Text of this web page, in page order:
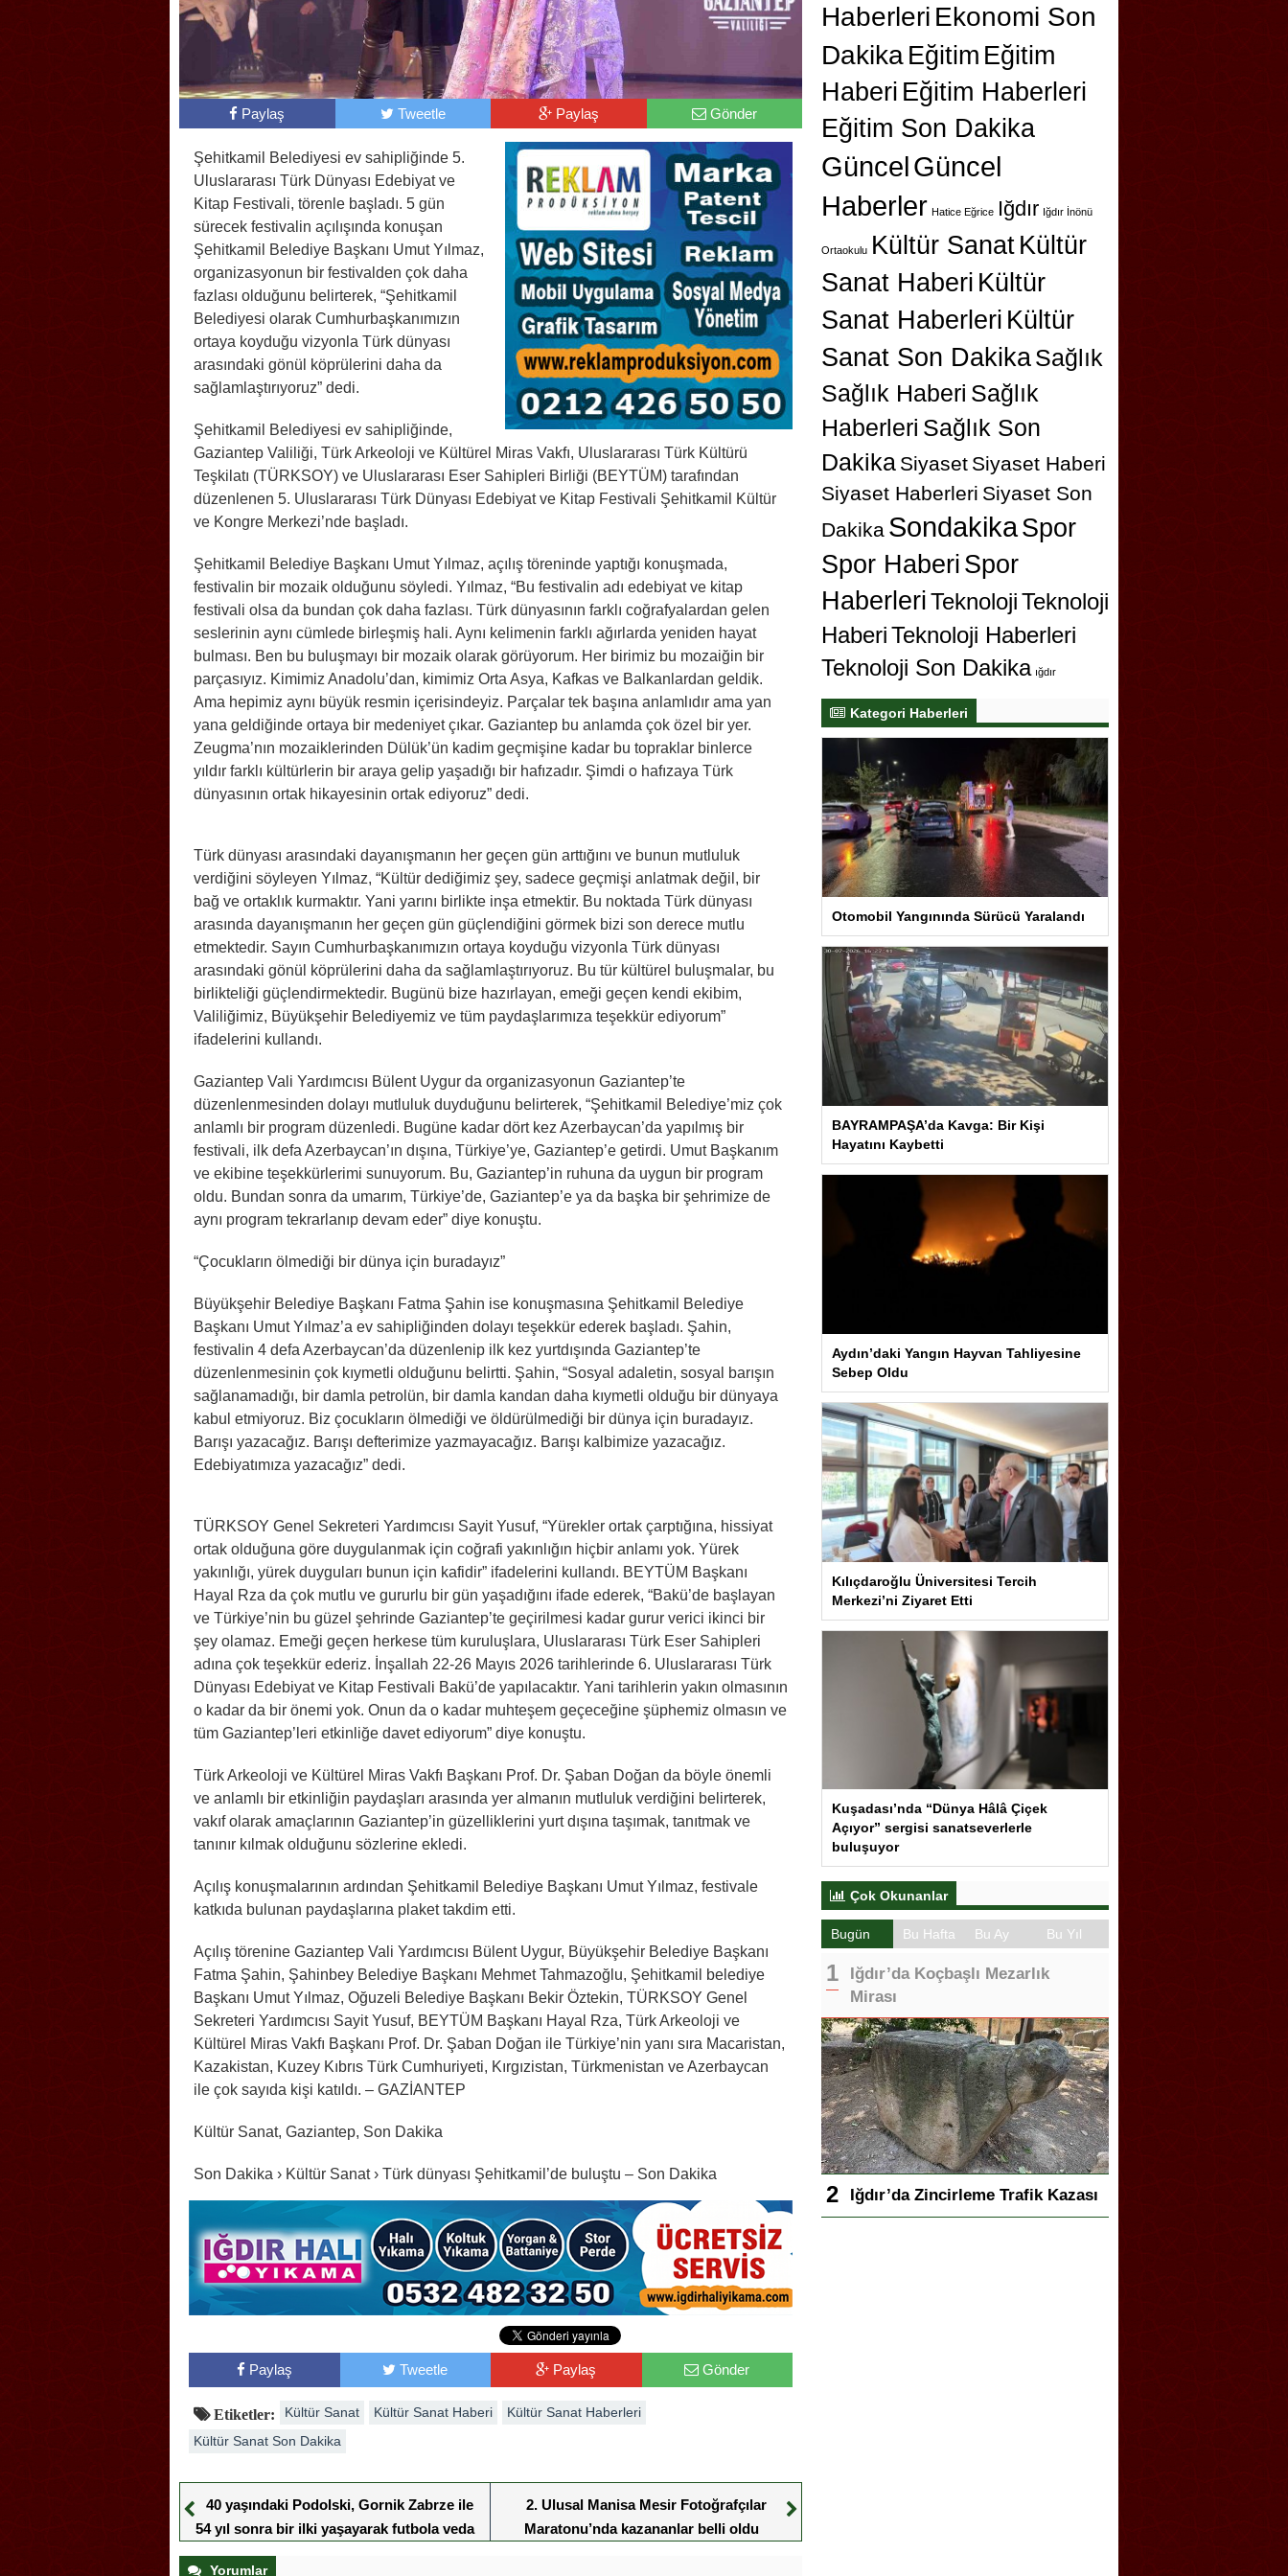
Paylaş Tweetle Paylaş Gönder
Şehitkamil Belediyesi ev sahipliğinde 5.
Uluslararası Türk Dünyası Edebiyat ve
Kitap Festivali, törenle başladı. 5 gün
sürecek festivalin açılışında konuşan
Şehitkamil Belediye Başkanı Umut Yılmaz,
organizasyonun bir festivalden çok daha
fazlası olduğunu belirterek, “Şehitkamil
Belediyesi olarak Cumhurbaşkanımızın
ortaya koyduğu vizyonla Türk dünyası
arasındaki gönül köprülerini daha da
sağlamlaştırıyoruz” dedi.
Şehitkamil Belediyesi ev sahipliğinde,
Gaziantep Valiliği, Türk Arkeoloji ve Kültürel Miras Vakfı, Uluslararası Türk Kültürü
Teşkilatı (TÜRKSOY) ve Uluslararası Eser Sahipleri Birliği (BEYTÜM) tarafından
düzenlenen 5. Uluslararası Türk Dünyası Edebiyat ve Kitap Festivali Şehitkamil Kültür
ve Kongre Merkezi’nde başladı.
Şehitkamil Belediye Başkanı Umut Yılmaz, açılış töreninde yaptığı konuşmada,
festivalin bir mozaik olduğunu söyledi. Yılmaz, “Bu festivalin adı edebiyat ve kitap
festivali olsa da bundan çok daha fazlası. Türk dünyasının farklı coğrafyalardan gelen
seslerinin aynı cümlede birleşmiş hali. Aynı kelimenin farklı ağırlarda yeniden hayat
bulması. Ben bu buluşmayı bir mozaik olarak görüyorum. Her birimiz bu mozaiğin bir
parçasıyız. Kimimiz Anadolu’dan, kimimiz Orta Asya, Kafkas ve Balkanlardan geldik.
Ama hepimiz aynı büyük resmin içerisindeyiz. Parçalar tek başına anlamlıdır ama yan
yana geldiğinde ortaya bir medeniyet çıkar. Gaziantep bu anlamda çok özel bir yer.
Zeugma’nın mozaiklerinden Dülük’ün kadim geçmişine kadar bu topraklar binlerce
yıldır farklı kültürlerin bir araya gelip yaşadığı bir hafızadır. Şimdi o hafızaya Türk
dünyasının ortak hikayesinin ortak ediyoruz” dedi.
Türk dünyası arasındaki dayanışmanın her geçen gün arttığını ve bunun mutluluk
verdiğini söyleyen Yılmaz, “Kültür dediğimiz şey, sadece geçmişi anlatmak değil, bir
bağ ve ortaklık kurmaktır. Yani yarını birlikte inşa etmektir. Bu noktada Türk dünyası
arasında dayanışmanın her geçen gün güçlendiğini görmek bizi son derece mutlu
etmektedir. Sayın Cumhurbaşkanımızın ortaya koyduğu vizyonla Türk dünyası
arasındaki gönül köprülerini daha da sağlamlaştırıyoruz. Bu tür kültürel buluşmalar, bu
birlikteliği güçlendirmektedir. Bugünü bize hazırlayan, emeği geçen kendi ekibim,
Valiliğimiz, Büyükşehir Belediyemiz ve tüm paydaşlarımıza teşekkür ediyorum”
ifadelerini kullandı.
Gaziantep Vali Yardımcısı Bülent Uygur da organizasyonun Gaziantep’te
düzenlenmesinden dolayı mutluluk duyduğunu belirterek, “Şehitkamil Belediye’miz çok
anlamlı bir program düzenledi. Bugüne kadar dört kez Azerbaycan’da yapılmış bir
festivali, ilk defa Azerbaycan’ın dışına, Türkiye’ye, Gaziantep’e getirdi. Umut Başkanım
ve ekibine teşekkürlerimi sunuyorum. Bu, Gaziantep’in ruhuna da uygun bir program
oldu. Bundan sonra da umarım, Türkiye’de, Gaziantep’e ya da başka bir şehrimize de
aynı program tekrarlanıp devam eder” diye konuştu.
“Çocukların ölmediği bir dünya için buradayız”
Büyükşehir Belediye Başkanı Fatma Şahin ise konuşmasına Şehitkamil Belediye
Başkanı Umut Yılmaz’a ev sahipliğinden dolayı teşekkür ederek başladı. Şahin,
festivalin 4 defa Azerbaycan’da düzenlenip ilk kez yurtdışında Gaziantep’te
düzenlenmesinin çok kıymetli olduğunu belirtti. Şahin, “Sosyal adaletin, sosyal barışın
sağlanamadığı, bir damla petrolün, bir damla kandan daha kıymetli olduğu bir dünyaya
kabul etmiyoruz. Biz çocukların ölmediği ve öldürülmediği bir dünya için buradayız.
Barışı yazacağız. Barışı defterimize yazmayacağız. Barışı kalbimize yazacağız.
Edebiyatımıza yazacağız” dedi.
TÜRKSOY Genel Sekreteri Yardımcısı Sayit Yusuf, “Yürekler ortak çarptığına, hissiyat
ortak olduğuna göre duygulanmak için coğrafi yakınlığın hiçbir anlamı yok. Yürek
yakınlığı, yürek duyguları bunun için kafidir” ifadelerini kullandı. BEYTÜM Başkanı
Hayal Rza da çok mutlu ve gururlu bir gün yaşadığını ifade ederek, “Bakü’de başlayan
ve Türkiye’nin bu güzel şehrinde Gaziantep’te geçirilmesi kadar gurur verici ikinci bir
şey olamaz. Emeği geçen herkese tüm kuruluşlara, Uluslararası Türk Eser Sahipleri
adına çok teşekkür ederiz. İnşallah 22-26 Mayıs 2026 tarihlerinde 6. Uluslararası Türk
Dünyası Edebiyat ve Kitap Festivali Bakü’de yapılacaktır. Yani tarihlerin yakın olmasının
o kadar da bir önemi yok. Onun da o kadar muhteşem geçeceğine şüphemiz olmasın ve
tüm Gaziantep’leri etkinliğe davet ediyorum” diye konuştu.
Türk Arkeoloji ve Kültürel Miras Vakfı Başkanı Prof. Dr. Şaban Doğan da böyle önemli
ve anlamlı bir etkinliğin paydaşları arasında yer almanın mutluluk verdiğini belirterek,
vakıf olarak amaçlarının Gaziantep’in güzelliklerini yurt dışına taşımak, tanıtmak ve
tanınır kılmak olduğunu sözlerine ekledi.
Açılış konuşmalarının ardından Şehitkamil Belediye Başkanı Umut Yılmaz, festivale
katkıda bulunan paydaşlarına plaket takdim etti.
Açılış törenine Gaziantep Vali Yardımcısı Bülent Uygur, Büyükşehir Belediye Başkanı
Fatma Şahin, Şahinbey Belediye Başkanı Mehmet Tahmazoğlu, Şehitkamil belediye
Başkanı Umut Yılmaz, Oğuzeli Belediye Başkanı Bekir Öztekin, TÜRKSOY Genel
Sekreteri Yardımcısı Sayit Yusuf, BEYTÜM Başkanı Hayal Rza, Türk Arkeoloji ve
Kültürel Miras Vakfı Başkanı Prof. Dr. Şaban Doğan ile Türkiye’nin yanı sıra Macaristan,
Kazakistan, Kuzey Kıbrıs Türk Cumhuriyeti, Kırgızistan, Türkmenistan ve Azerbaycan
ile çok sayıda kişi katıldı. – GAZİANTEP
Kültür Sanat, Gaziantep, Son Dakika
Son Dakika › Kültür Sanat › Türk dünyası Şehitkamil’de buluştu – Son Dakika
Paylaş Tweetle Paylaş Gönder
Etiketler: Kültür Sanat Kültür Sanat Haberi
Kültür Sanat Haberleri
Kültür Sanat Son Dakika
40 yaşındaki Podolski, Gornik Zabrze ile
54 yıl sonra bir ilki yaşayarak futbola veda
2. Ulusal Manisa Mesir Fotoğrafçılar
Maratonu’nda kazananlar belli oldu
Yorumlar
Haberleri Ekonomi Son
Dakika Eğitim Eğitim
Haberi Eğitim Haberleri
Eğitim Son Dakika
GüncelGüncel
Haberler Hatice Eğrice Iğdır Iğdır İnönü
Ortaokulu Kültür SanatKültür
Sanat Haberi Kültür
Sanat Haberleri Kültür
Sanat Son DakikaSağlık
Sağlık Haberi Sağlık
Haberleri Sağlık Son
Dakika Siyaset Siyaset Haberi
Siyaset Haberleri Siyaset Son
Dakika SondakikaSpor
Spor Haberi Spor
HaberleriTeknolojiTeknoloji
HaberiTeknoloji Haberleri
Teknoloji Son Dakika ığdır
Kategori Haberleri
Otomobil Yangınında Sürücü Yaralandı
BAYRAMPAŞA’da Kavga: Bir Kişi
Hayatını Kaybetti
Aydın’daki Yangın Hayvan Tahliyesine
Sebep Oldu
Kılıçdaroğlu Üniversitesi Tercih
Merkezi’ni Ziyaret Etti
Kuşadası’nda “Dünya Hâlâ Çiçek
Açıyor” sergisi sanatseverlerle
buluşuyor
Çok Okunanlar
Bugün Bu Hafta Bu Ay Bu Yıl
Iğdır’da Koçbaşlı Mezarlık
Mirası
Iğdır’da Zincirleme Trafik Kazası